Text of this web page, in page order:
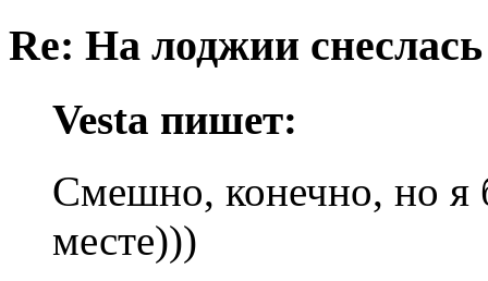
Re: На лоджии
Vesta пишет:
Смешно, конечно, но я
месте)))